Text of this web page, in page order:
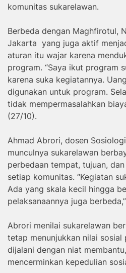
komunitas sukarelawan.
Berbeda dengan Maghfirotul,
Jakarta yang juga aktif
aturan itu wajar karena
program. “Saya ikut program
karena suka kegiatannya.
digunakan untuk program.
tidak mempermasalahkan
(27/10).
Ahmad Abrori, dosen
munculnya sukarelawan
perbedaan tempat, tujuan,
setiap komunitas. “Kegiatan
Ada yang skala kecil hingga
pelaksanaannya juga
Abrori menilai sukarelawan
tetap menunjukkan nilai sosial
dijalani dengan niat
mencerminkan kepedulian